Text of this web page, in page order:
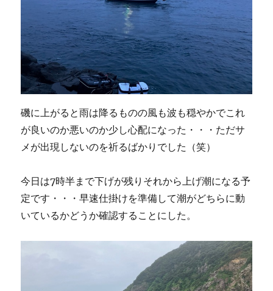
磯に上がると雨は降るものの風も波も穏やかでこれ
が良いのか悪いのか少し心配になった・・・ただサ
メが出現しないのを祈るばかりでした（笑）
今日は7時半まで下げが残りそれから上げ潮になる予
定です・・・早速仕掛けを準備して潮がどちらに動
いているかどうか確認することにした。